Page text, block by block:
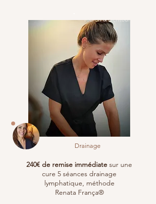
Drainage
240€ de remise immédiate sur une
cure 5 séances drainage
lymphatique, méthode
Renata França®
Toulon & alentours